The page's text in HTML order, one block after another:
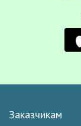
Заказчикам